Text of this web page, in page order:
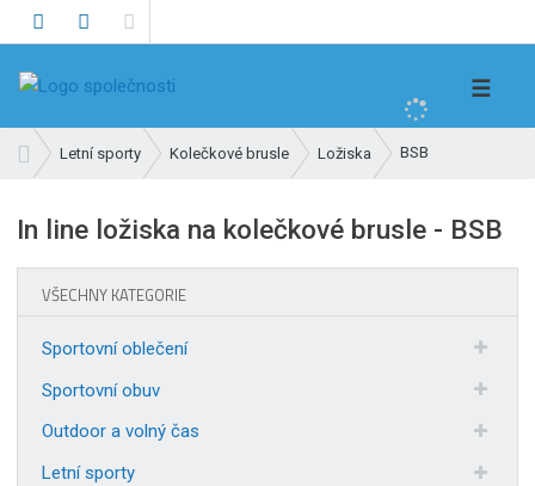
h
d
a
☰
v
d
Letní sporty Kolečkové brusle Ložiska BSB
In line ložiska na kolečkové brusle - BSB
VŠECHNY KATEGORIE
Sportovní oblečení
Sportovní obuv
Outdoor a volný čas
Letní sporty